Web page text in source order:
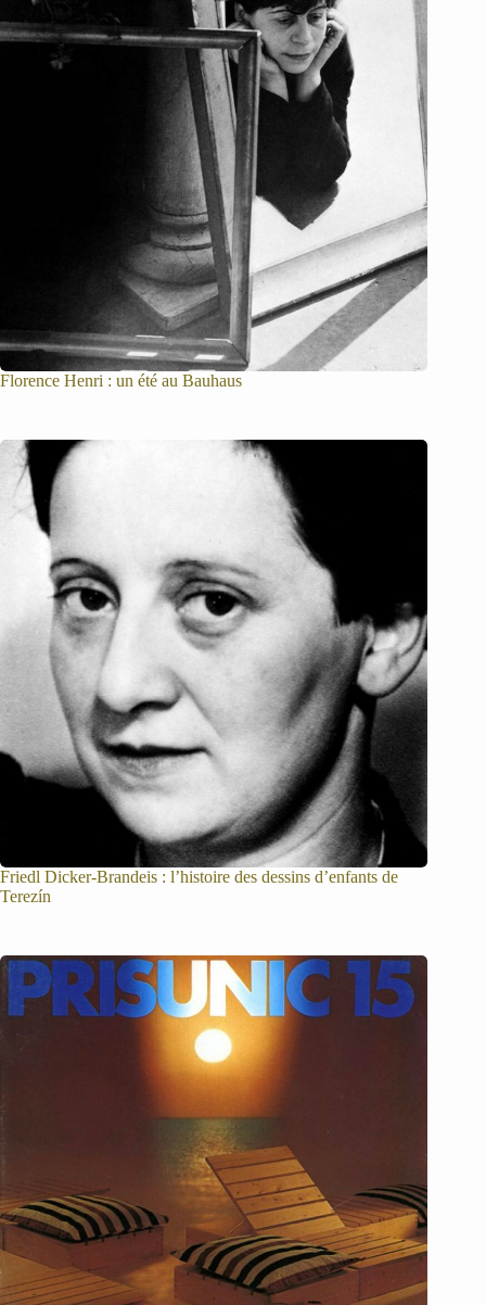
Florence Henri : un été au Bauhaus
Friedl Dicker-Brandeis : l’histoire des dessins d’enfants de
Terezín